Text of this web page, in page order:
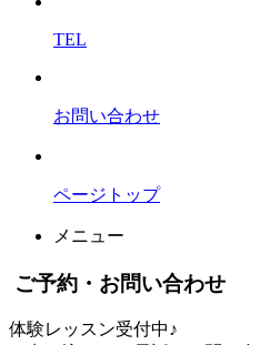
TEL
お問い合わせ
ページトップ
メニュー
ご予約・お問い合わせ
体験レッスン受付中♪